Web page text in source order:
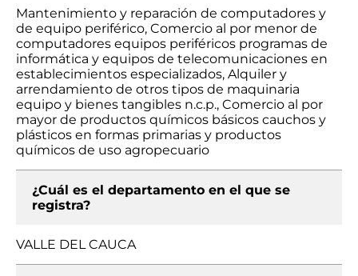
Mantenimiento y reparación de computadores y
de equipo periférico, Comercio al por menor de
computadores equipos periféricos programas de
informática y equipos de telecomunicaciones en
establecimientos especializados, Alquiler y
arrendamiento de otros tipos de maquinaria
equipo y bienes tangibles n.c.p., Comercio al por
mayor de productos químicos básicos cauchos y
plásticos en formas primarias y productos
químicos de uso agropecuario
¿Cuál es el departamento en el que se
registra?
VALLE DEL CAUCA